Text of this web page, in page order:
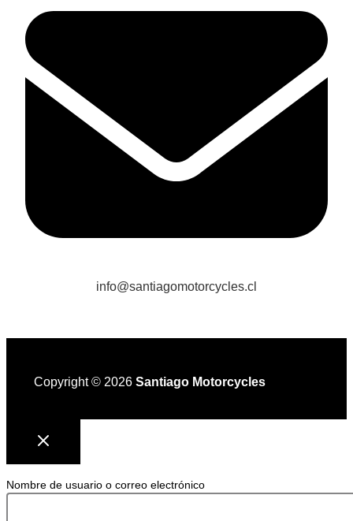
info@santiagomotorcycles.cl
Copyright © 2026 Santiago Motorcycles
Nombre de usuario o correo electrónico